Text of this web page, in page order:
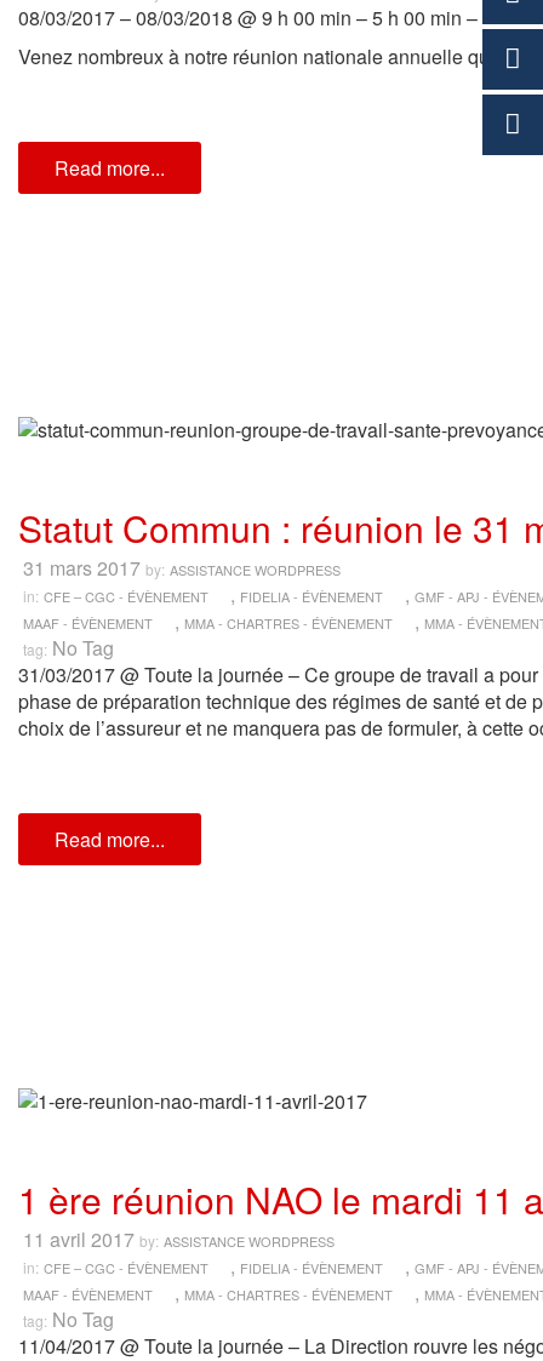
08/03/2017 – 08/03/2018 @ 9 h 00 min – 5 h 00 min –
Venez nombreux à notre réunion nationale annuelle qui se
Read more...
Statut Commun : réunion le 31
31 mars 2017 by: ASSISTANCE WORDPRESS
in: CFE – CGC - ÉVÈNEMENT , FIDELIA - ÉVÈNEMENT , GMF - APJ -
MAAF - ÉVÈNEMENT
, MMA - CHARTRES - ÉVÈNEMENT , MMA -
tag: No Tag
31/03/2017 @ Toute la journée – Ce groupe de travail a
phase de préparation technique des régimes de santé et de
choix de l’assureur et ne manquera pas de formuler, à cette
Read more...
1 ère réunion NAO le mardi 11
11 avril 2017 by: ASSISTANCE WORDPRESS
in: CFE – CGC - ÉVÈNEMENT , FIDELIA - ÉVÈNEMENT , GMF - APJ -
MAAF - ÉVÈNEMENT
, MMA - CHARTRES - ÉVÈNEMENT , MMA -
tag: No Tag
11/04/2017 @ Toute la journée – La Direction rouvre les